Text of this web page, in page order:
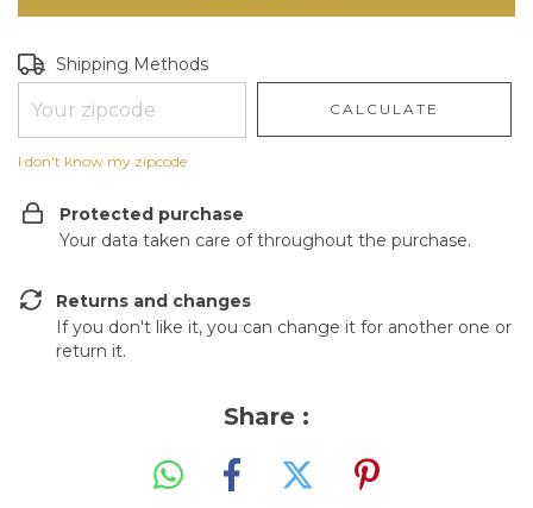
Shipping for zipcode:
Shipping Methods
CALCULATE
I don't know my zipcode
Protected purchase
Your data taken care of throughout the purchase.
Returns and changes
If you don't like it, you can change it for another one or
return it.
Share :